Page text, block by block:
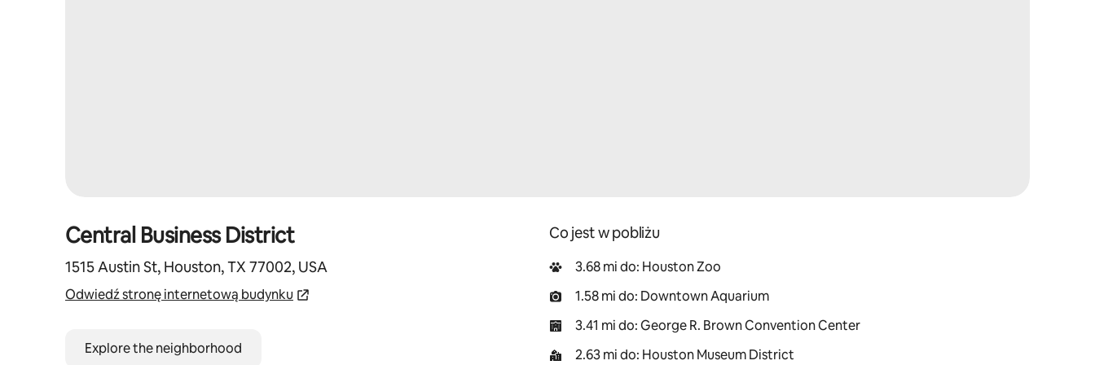
Central Business District
1515 Austin St, Houston, TX 77002, USA
Odwiedź stronę internetową budynku
Explore the neighborhood
Co jest w pobliżu
3.68 mi do: Houston Zoo
1.58 mi do: Downtown Aquarium
3.41 mi do: George R. Brown Convention Center
2.63 mi do: Houston Museum District